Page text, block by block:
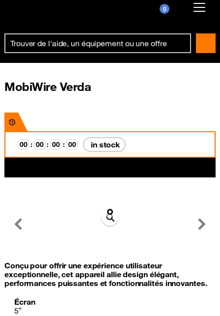
0
Already customer ?
MobiWire Verda
00 : 00 : 00 : 00 in stock
Previous Next
Conçu pour offrir une expérience utilisateur
exceptionnelle, cet appareil allie design élégant,
performances puissantes et fonctionnalités innovantes.
Écran
5″